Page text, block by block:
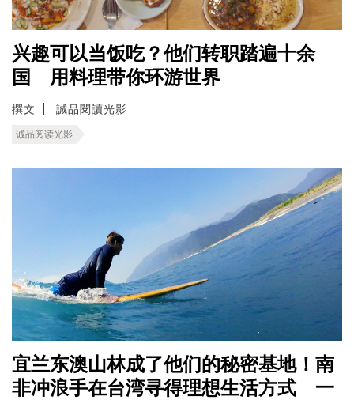
兴趣可以当饭吃？他们转职踏遍十余
国 用料理带你环游世界
撰文 誠品閱讀光影
诚品阅读光影
宜兰东澳山林成了他们的秘密基地！南
非冲浪手在台湾寻得理想生活方式 一